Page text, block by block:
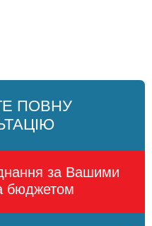
ПОВНУ
за Вашими
бюджетом